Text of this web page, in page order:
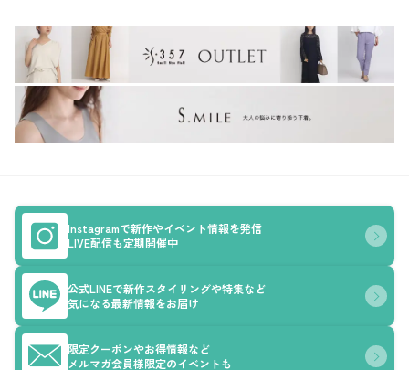
Instagramで新作やイベント情報を発信
LIVE配信も定期開催中
公式LINEで新作スタイリングや特集など
気になる最新情報をお届け
限定クーポンやお得情報など
メルマガ会員様限定のイベントも